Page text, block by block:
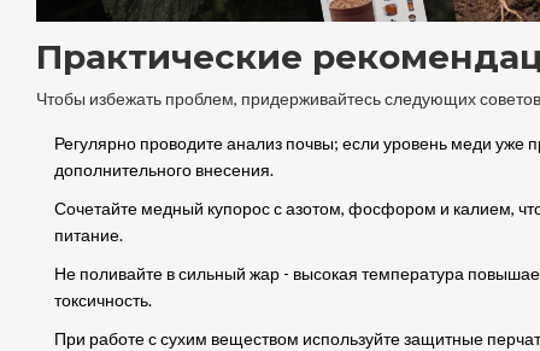
Практические
Чтобы избежать проблем, придерживайтесь следующих
Регулярно проводите анализ почвы; если уровень меди уже
дополнительного внесения.
Сочетайте медный купорос с азотом, фосфором и калием,
питание.
Не поливайте в сильный жар - высокая температура
токсичность.
При работе с сухим веществом используйте защитные